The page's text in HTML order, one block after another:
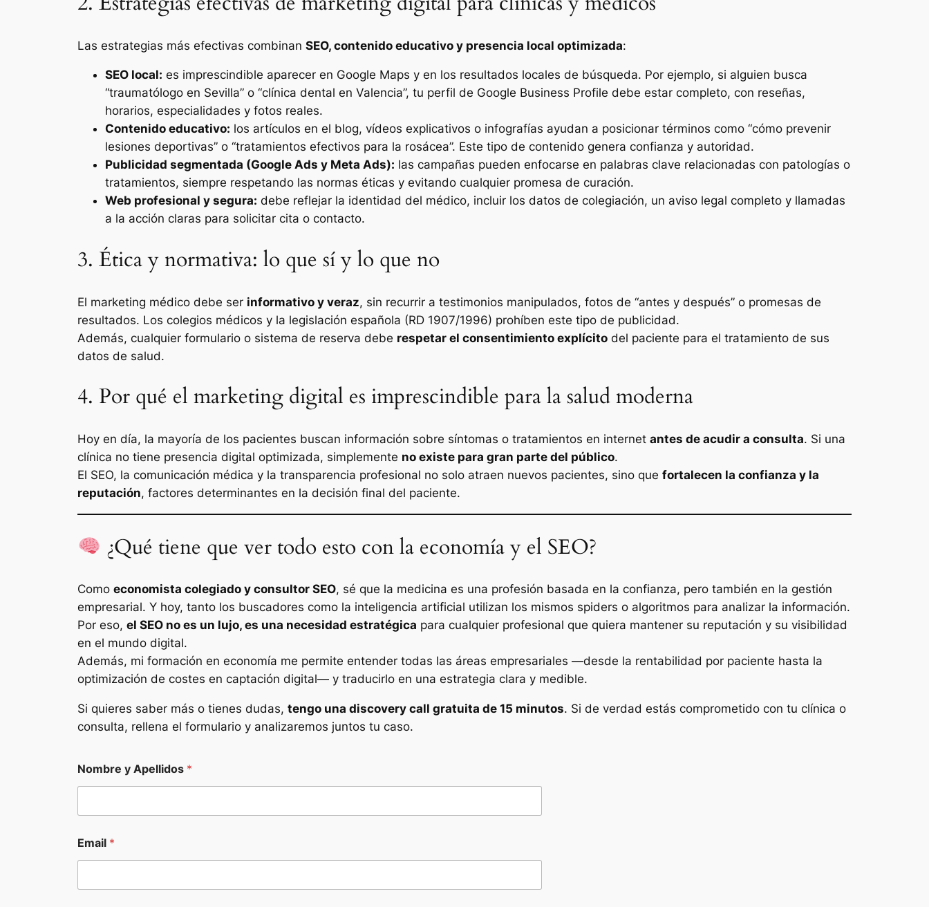
Las estrategias más efectivas combinan SEO, contenido educativo y presencia local optimizada:
SEO local: es imprescindible aparecer en Google Maps y en los resultados locales de búsqueda. Por ejemplo, si alguien busca
“traumatólogo en Sevilla” o “clínica dental en Valencia”, tu perfil de Google Business Profile debe estar completo, con reseñas,
horarios, especialidades y fotos reales.
Contenido educativo: los artículos en el blog, vídeos explicativos o infografías ayudan a posicionar términos como “cómo prevenir
lesiones deportivas” o “tratamientos efectivos para la rosácea”. Este tipo de contenido genera confianza y autoridad.
Publicidad segmentada (Google Ads y Meta Ads): las campañas pueden enfocarse en palabras clave relacionadas con patologías o
tratamientos, siempre respetando las normas éticas y evitando cualquier promesa de curación.
Web profesional y segura: debe reflejar la identidad del médico, incluir los datos de colegiación, un aviso legal completo y llamadas
a la acción claras para solicitar cita o contacto.
3. Ética y normativa: lo que sí y lo que no
El marketing médico debe ser informativo y veraz, sin recurrir a testimonios manipulados, fotos de “antes y después” o promesas de
resultados. Los colegios médicos y la legislación española (RD 1907/1996) prohíben este tipo de publicidad.
Además, cualquier formulario o sistema de reserva debe respetar el consentimiento explícito del paciente para el tratamiento de sus
datos de salud.
4. Por qué el marketing digital es imprescindible para la salud moderna
Hoy en día, la mayoría de los pacientes buscan información sobre síntomas o tratamientos en internet antes de acudir a consulta. Si una
clínica no tiene presencia digital optimizada, simplemente no existe para gran parte del público.
El SEO, la comunicación médica y la transparencia profesional no solo atraen nuevos pacientes, sino que fortalecen la confianza y la
reputación, factores determinantes en la decisión final del paciente.
¿Qué tiene que ver todo esto con la economía y el SEO?
Como economista colegiado y consultor SEO, sé que la medicina es una profesión basada en la confianza, pero también en la gestión
empresarial. Y hoy, tanto los buscadores como la inteligencia artificial utilizan los mismos spiders o algoritmos para analizar la información.
Por eso, el SEO no es un lujo, es una necesidad estratégica para cualquier profesional que quiera mantener su reputación y su visibilidad
en el mundo digital.
Además, mi formación en economía me permite entender todas las áreas empresariales —desde la rentabilidad por paciente hasta la
optimización de costes en captación digital— y traducirlo en una estrategia clara y medible.
Si quieres saber más o tienes dudas, tengo una discovery call gratuita de 15 minutos. Si de verdad estás comprometido con tu clínica o
consulta, rellena el formulario y analizaremos juntos tu caso.
Nombre y Apellidos *
Email *